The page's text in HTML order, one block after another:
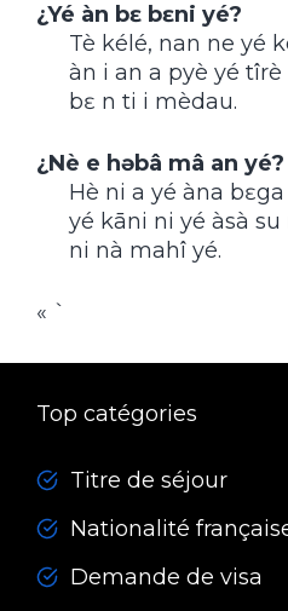
¿Yé àn bɛ bɛni yé?
Tè kélé, nan ne yé
àn i an a pyè yé tîrè
bɛ n ti i mèdau.
¿Nè e həbâ mâ an yé?
Hè ni a yé àna
yé kāni ni yé àsà
ni nà mahî yé.
« `
Top catégories
Titre de séjour
Nationalité
Demande de visa